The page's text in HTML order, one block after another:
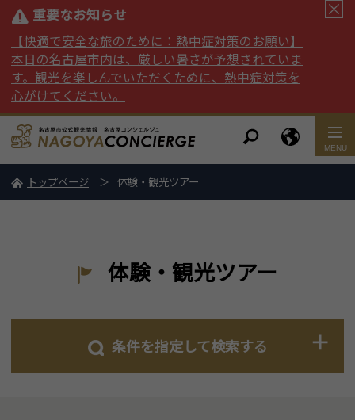
重要なお知らせ
【快適で安全な旅のために：熱中症対策のお願い】
本日の名古屋市内は、厳しい暑さが予想されていま
す。観光を楽しんでいただくために、熱中症対策を
心がけてください。
トップページ 体験・観光ツアー
体験・観光ツアー
条件を指定して検索する